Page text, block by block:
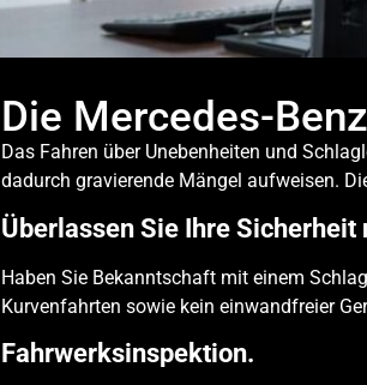
Die Mercedes-
Das Fahren über Unebenheiten und
dadurch gravierende Mängel aufweisen.
Überlassen Sie Ihre
Haben Sie Bekanntschaft mit einem
Kurvenfahrten sowie kein einwandfreier
Fahrwerksinspektion.